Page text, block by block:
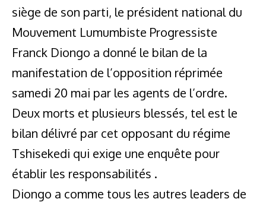
siège de son parti, le président national du
Mouvement Lumumbiste Progressiste
Franck Diongo a donné le bilan de la
manifestation de l’opposition réprimée
samedi 20 mai par les agents de l’ordre.
Deux morts et plusieurs blessés, tel est le
bilan délivré par cet opposant du régime
Tshisekedi qui exige une enquête pour
établir les responsabilités .
Diongo a comme tous les autres leaders de